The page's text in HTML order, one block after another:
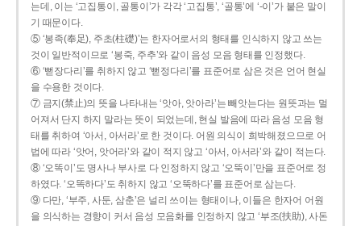
는데, 이는 ‘고집통이, 골통이’가 각각 ‘고집통’, ‘골통’에 ‘-이’가 붙은 말이
기 때문이다.
⑤ ‘봉족(奉足), 주초(柱礎)’는 한자어로서의 형태를 인식하지 않고 쓰는
것이 일반적이므로 ‘봉죽, 주추’와 같이 음성 모음 형태를 인정했다.
⑥ ‘뻗장다리’를 취하지 않고 ‘뻗정다리’를 표준어로 삼은 것은 언어 현실
을 수용한 것이다.
⑦ 금지(禁止)의 뜻을 나타내는 ‘앗아, 앗아라’는 빼앗는다는 원뜻과는 멀
어져서 단지 하지 말라는 뜻이 되었는데, 현실 발음에 따라 음성 모음 형
태를 취하여 ‘아서, 아서라’로 한 것이다. 어원 의식이 희박해졌으므로 어
법에 따라 ‘앗어, 앗어라’와 같이 적지 않고 ‘아서, 아서라’와 같이 적는다.
⑧ ‘오똑이’도 명사나 부사로 다 인정하지 않고 ‘오뚝이’만을 표준어로 정
하였다. ‘오똑하다’도 취하지 않고 ‘오뚝하다’를 표준어로 삼는다.
⑨ 다만, ‘부주, 사둔, 삼춘’은 널리 쓰이는 형태이나, 이들은 한자어 어원
을 의식하는 경향이 커서 음성 모음화를 인정하지 않고 ‘부조(扶助), 사돈